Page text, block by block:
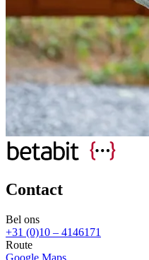
Contact
Bel ons
+31 (0)10 – 4146171
Route
Google Maps